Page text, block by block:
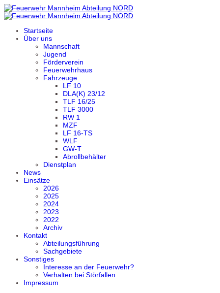
Startseite
Über uns
Mannschaft
Jugend
Förderverein
Feuerwehrhaus
Fahrzeuge
LF 10
DLA(K) 23/12
TLF 16/25
TLF 3000
RW 1
MZF
LF 16-TS
WLF
GW-T
Abrollbehälter
Dienstplan
News
Einsätze
2026
2025
2024
2023
2022
Archiv
Kontakt
Abteilungsführung
Sachgebiete
Sonstiges
Interesse an der Feuerwehr?
Verhalten bei Störfallen
Impressum